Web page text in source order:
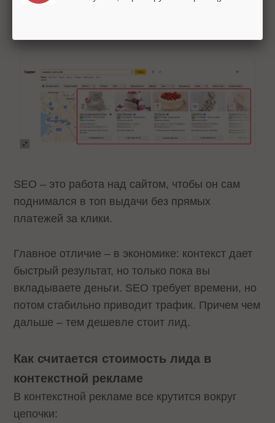
SEO – это работа над сайтом, чтобы он сам
поднимался в топ выдачи без прямых
платежей за клики.
Главное отличие – в экономике: контекст дает
быстрый результат, но только пока вы
вкладываете деньги. SEO требует времени, но
потом стабильно приводит трафик. Причем чем
дальше – тем дешевле стоит лид.
Как считается стоимость лида в
контекстной рекламе
В контекстной рекламе все крутится вокруг
цепочки: